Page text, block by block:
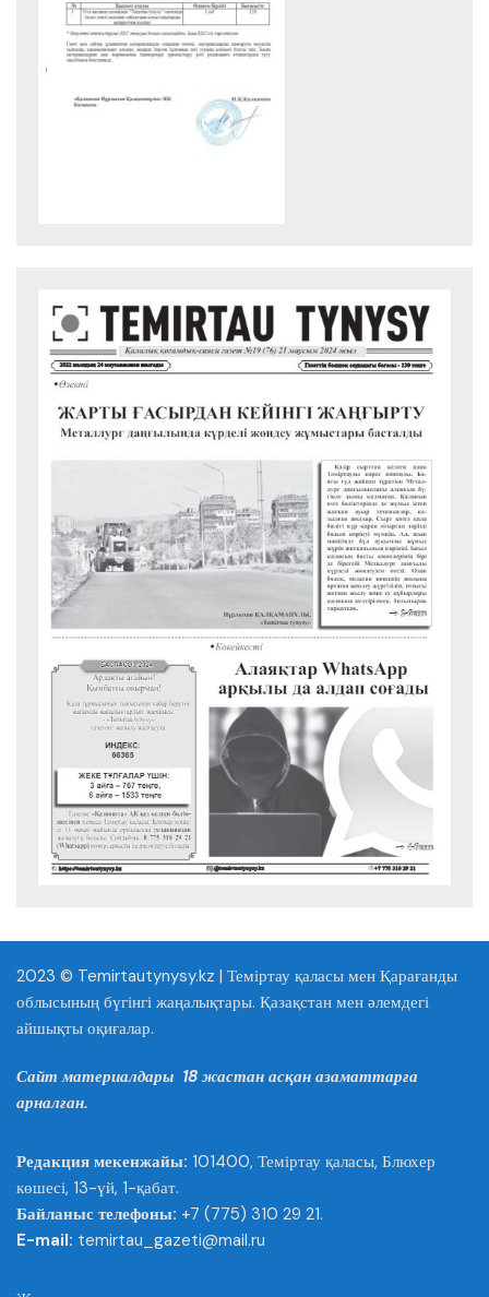
2023 © Temirtautynysy.kz | Теміртау қаласы мен Қарағанды
облысының бүгінгі жаңалықтары. Қазақстан мен әлемдегі
айшықты оқиғалар.
Сайт материалдары 18 жастан асқан азаматтарға
арналған.
Редакция мекенжайы: 101400, Теміртау қаласы, Блюхер
көшесі, 13-үй, 1-қабат.
Байланыс телефоны: +7 (775) 310 29 21.
E-mail: temirtau_gazeti@mail.ru